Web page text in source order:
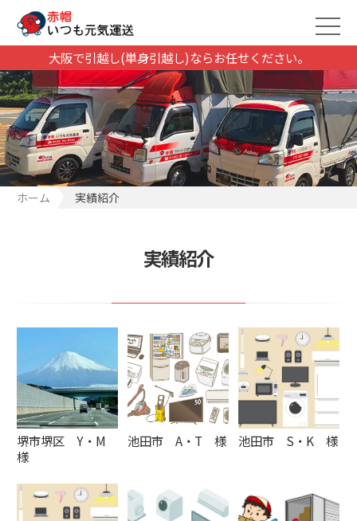
大阪で引越し(単身引越し)ならお任せください。
ホーム 実績紹介
実績紹介
堺市堺区 Y・M
様
池田市 A・T 様 池田市 S・K 様